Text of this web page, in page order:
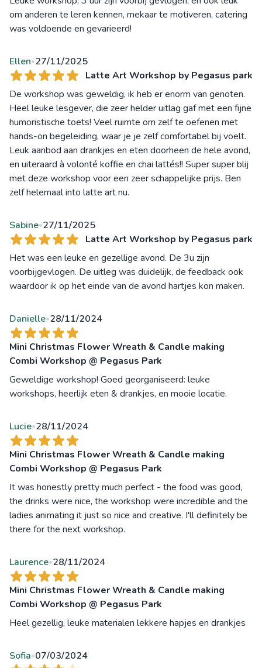
om anderen te leren kennen, mekaar te motiveren, catering
was voldoende en gevarieerd!
Ellen•27/11/2025
Latte Art Workshop by Pegasus park
De workshop was geweldig, ik heb er enorm van genoten.
Heel leuke lesgever, die zeer helder uitlag gaf met een fijne
humoristische toets! Veel ruimte om zelf te oefenen met
hands-on begeleiding, waar je je zelf comfortabel bij voelt.
Leuk aanbod aan drankjes en eten doorheen de hele avond,
en uiteraard à volonté koffie en chai lattés!! Super super blij
met deze workshop voor een zeer schappelijke prijs. Ben
zelf helemaal into latte art nu.
Sabine•27/11/2025
Latte Art Workshop by Pegasus park
Het was een leuke en gezellige avond. De 3u zijn
voorbijgevlogen. De uitleg was duidelijk, de feedback ook
waardoor ik op het einde van de avond hartjes kon maken.
Danielle•28/11/2024
Mini Christmas Flower Wreath & Candle making
Combi Workshop @ Pegasus Park
Geweldige workshop! Goed georganiseerd: leuke
workshops, heerlijk eten & drankjes, en mooie locatie.
Lucie•28/11/2024
Mini Christmas Flower Wreath & Candle making
Combi Workshop @ Pegasus Park
It was honestly pretty much perfect - the food was good,
the drinks were nice, the workshop were incredible and the
ladies animating it just so nice and creative. I'll definitely be
there for the next workshop.
Laurence•28/11/2024
Mini Christmas Flower Wreath & Candle making
Combi Workshop @ Pegasus Park
Heel gezellig, leuke materialen lekkere hapjes en drankjes
Sofia•07/03/2024